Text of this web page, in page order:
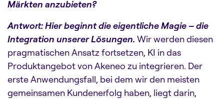
Märkten anzubieten?
Antwort: Hier beginnt die eigentliche Magie – die
Integration unserer Lösungen. Wir werden diesen
pragmatischen Ansatz fortsetzen, KI in das
Produktangebot von Akeneo zu integrieren. Der
erste Anwendungsfall, bei dem wir den meisten
gemeinsamen Kundenerfolg haben, liegt darin,